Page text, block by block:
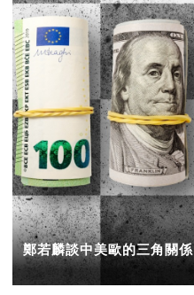
鄭若麟談中美歐的三角關係